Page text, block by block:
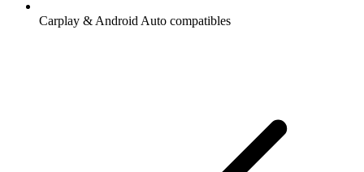
Carplay & Android Auto compatibles